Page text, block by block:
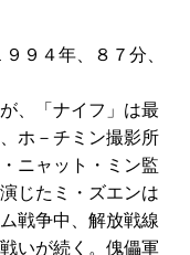
９４年、８７分、
、「ナイフ」は最
ホ－チミン撮影所
ニャット・ミン監
じたミ・ズエンは
戦争中、解放戦線
いが続く。傀儡軍